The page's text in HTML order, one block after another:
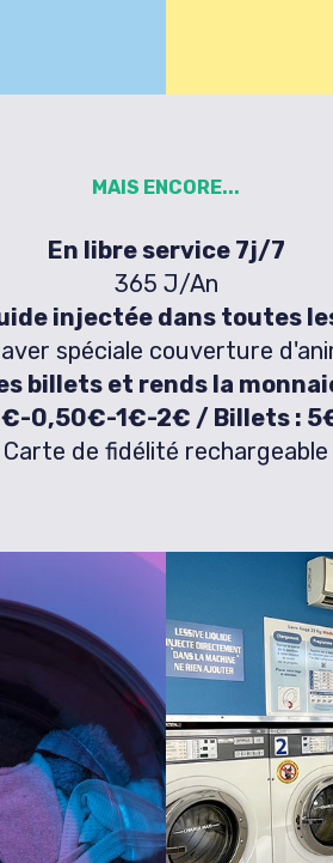
MAIS ENCORE...
En libre service 7j/7
365 J/An
injectée dans toutes
spéciale couverture
billets et rends la
0,50€-1€-2€ / Billets :
Carte de fidélité rechargeable